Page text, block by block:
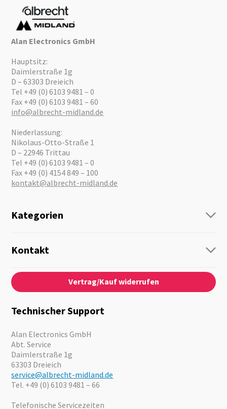
Alan Electronics GmbH
Hauptsitz:
Daimlerstraße 1g
D – 63303 Dreieich
Tel +49 (0) 6103 9481 – 0
Fax +49 (0) 6103 9481 – 60
info@albrecht-midland.de
Niederlassung:
Nikolaus-Otto-Straße 1
D – 22946 Trittau
Tel +49 (0) 6103 9481 – 0
Fax +49 (0) 4154 849 – 100
kontakt@albrecht-midland.de
Kategorien
Personenführung
Audio
Notfallvorsorge
Motorrad
Angebote
Kontakt
Kontaktformular
Über Uns
News
Karriere
Kataloge
Vertrag/Kauf widerrufen
Technischer Support
Alan Electronics GmbH
Abt. Service
Daimlerstraße 1g
63303 Dreieich
service@albrecht-midland.de
Tel. +49 (0) 6103 9481 – 66
Telefonische Servicezeiten